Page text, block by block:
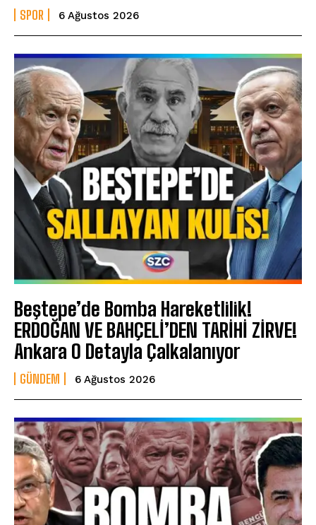
SPOR 6 Ağustos 2026
Beştepe’de Bomba Hareketlilik!
ERDOĞAN VE BAHÇELİ’DEN TARİHİ ZİRVE!
Ankara O Detayla Çalkalanıyor
GÜNDEM 6 Ağustos 2026